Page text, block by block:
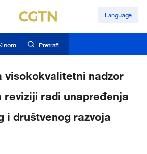
Language
Pretraži
visokokvalitetni nadzor
reviziji radi unapređenja
i društvenog razvoja